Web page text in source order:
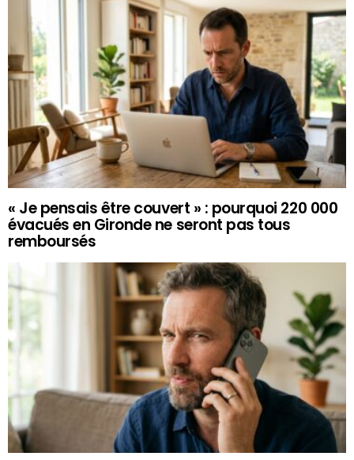
« Je pensais être couvert » : pourquoi 220 000
évacués en Gironde ne seront pas tous
remboursés